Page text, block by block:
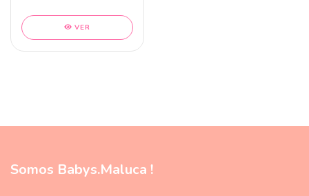
VER
Somos Babys.Maluca !